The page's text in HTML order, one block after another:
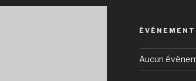
Aucun